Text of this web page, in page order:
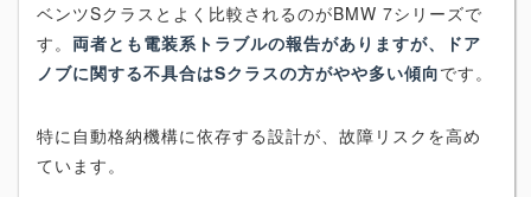
ベンツSクラスとよく比較されるのがBMW 7シリーズで
す。 両者とも電装系トラブルの報告がありますが、ドア
ノブに関する不具合はSクラスの方がやや多い傾向です。
特に自動格納機構に依存する設計が、故障リスクを高め
ています。